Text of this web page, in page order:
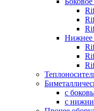
Нижнее
с
с